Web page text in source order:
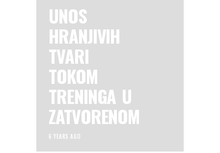
UNOS
HRANJIVIH
TVARI
TOKOM
TRENINGA U
ZATVORENOM
6 YEARS AGO